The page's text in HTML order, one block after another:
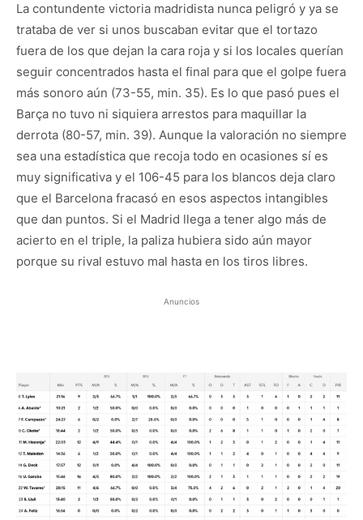
La contundente victoria madridista nunca peligró y ya se
trataba de ver si unos buscaban evitar que el tortazo
fuera de los que dejan la cara roja y si los locales querían
seguir concentrados hasta el final para que el golpe fuera
más sonoro aún (73-55, min. 35). Es lo que pasó pues el
Barça no tuvo ni siquiera arrestos para maquillar la
derrota (80-57, min. 39). Aunque la valoración no siempre
sea una estadística que recoja todo en ocasiones sí es
muy significativa y el 106-45 para los blancos deja claro
que el Barcelona fracasó en esos aspectos intangibles
que dan puntos. Si el Madrid llega a tener algo más de
acierto en el triple, la paliza hubiera sido aún mayor
porque su rival estuvo mal hasta en los tiros libres.
Anuncios